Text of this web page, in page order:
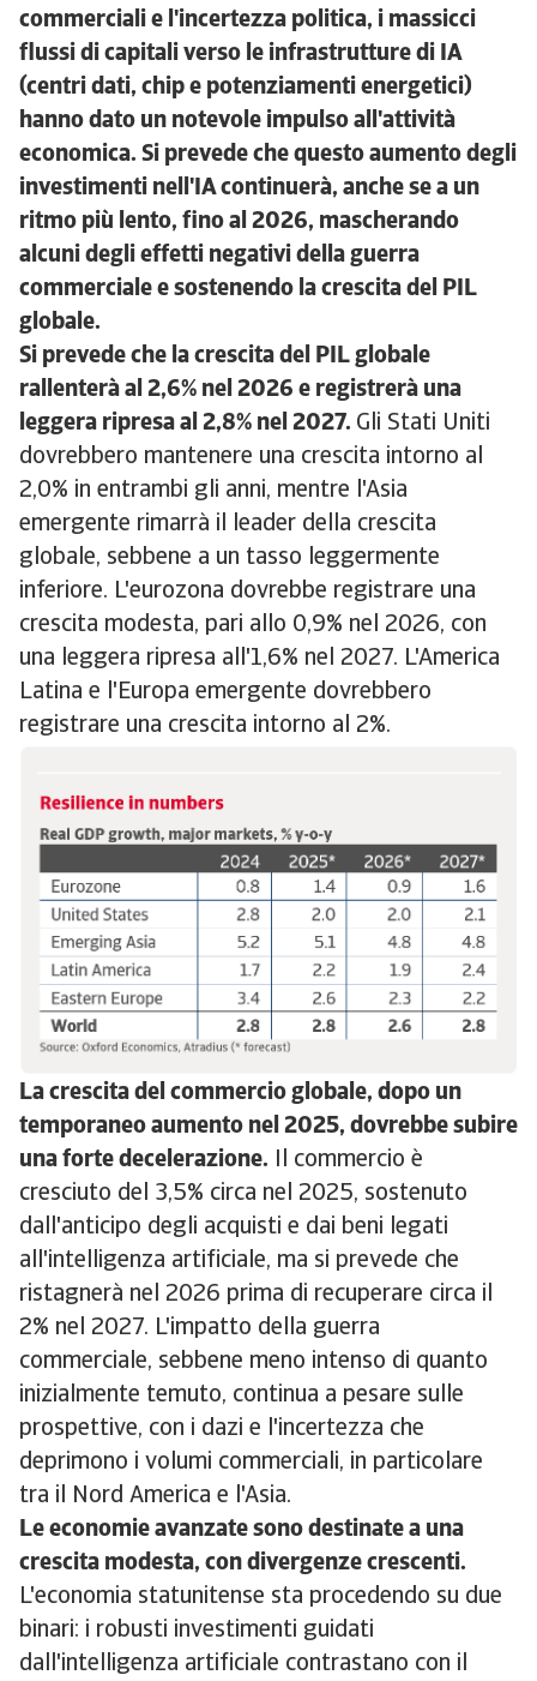
commerciali e l'incertezza politica, i massicci
flussi di capitali verso le infrastrutture di IA
(centri dati, chip e potenziamenti energetici)
hanno dato un notevole impulso all'attività
economica. Si prevede che questo aumento degli
investimenti nell'IA continuerà, anche se a un
ritmo più lento, fino al 2026, mascherando
alcuni degli effetti negativi della guerra
commerciale e sostenendo la crescita del PIL
globale.
Si prevede che la crescita del PIL globale
rallenterà al 2,6% nel 2026 e registrerà una
leggera ripresa al 2,8% nel 2027. Gli Stati Uniti
dovrebbero mantenere una crescita intorno al
2,0% in entrambi gli anni, mentre l'Asia
emergente rimarrà il leader della crescita
globale, sebbene a un tasso leggermente
inferiore. L'eurozona dovrebbe registrare una
crescita modesta, pari allo 0,9% nel 2026, con
una leggera ripresa all'1,6% nel 2027. L'America
Latina e l'Europa emergente dovrebbero
registrare una crescita intorno al 2%.
La crescita del commercio globale, dopo un
temporaneo aumento nel 2025, dovrebbe subire
una forte decelerazione. Il commercio è
cresciuto del 3,5% circa nel 2025, sostenuto
dall'anticipo degli acquisti e dai beni legati
all'intelligenza artificiale, ma si prevede che
ristagnerà nel 2026 prima di recuperare circa il
2% nel 2027. L'impatto della guerra
commerciale, sebbene meno intenso di quanto
inizialmente temuto, continua a pesare sulle
prospettive, con i dazi e l'incertezza che
deprimono i volumi commerciali, in particolare
tra il Nord America e l'Asia.
Le economie avanzate sono destinate a una
crescita modesta, con divergenze crescenti.
L'economia statunitense sta procedendo su due
binari: i robusti investimenti guidati
dall'intelligenza artificiale contrastano con il